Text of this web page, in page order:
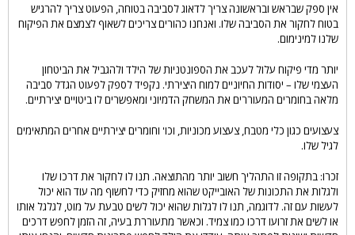
אין ספק שבראש ובראשונה צריך לדאוג לסביבה בטוחה, הפעוט צריך להרגיש
בטוח לחקור את הסביבה שלו. ואנחנו כהורים צריכים לשאוף לצמצם את הפיקוח
שלנו למינימום.
יותר מדי פיקוח עלול לעכב את הספונטניות של הילד ולהגביל את הביטחון
העצמי שלו – יסודות החיוניים למוח היצירתי. נקפיד לספק לפעוט הגדל סביבה
מלאה בחומרים המעוררים את המשחק הדמיוני ומאפשרים לו ביטויים יצירתיים.
צעצועים כגון כלי מטבח, צעצוע מכוניות, וכו' וחומרים יצירתיים אחרים המתאימים
לגיל שלו.
זכרו: בתקופה זו התהליך חשוב יותר מהתוצאה. תנו לו לחקור את דרכו שלו
ולגלות את התכונות של האובייקט שהוא מחזיק כדי לחשוף מה עוד הוא יכול
לעשות עם זה. לדוגמה, תנו לו לגלות שהוא יכול לשים טבעת על מוט, לגלגל אותו
או לשים את זרועו דרכו כמו צמיד. וכאשר מתעוררת בעיה, זה הזמן לחפש דרכים